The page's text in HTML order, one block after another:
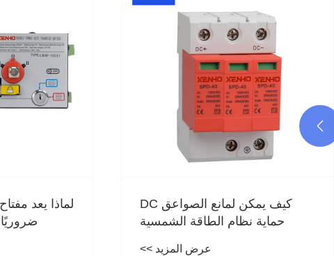
لماذا يعد مفتاح النقل اليدوي للمولد
ضروريًا للحصول على طاقة
عرض المزيد >>
